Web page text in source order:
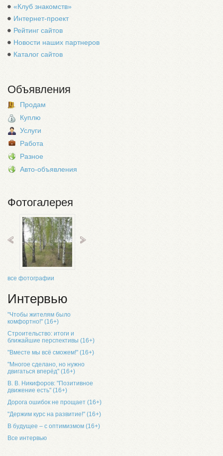
«Клуб знакомств»
Интернет-проект
Рейтинг сайтов
Новости наших партнеров
Каталог сайтов
Объявления
Продам
Куплю
Услуги
Работа
Разное
Авто-объявления
Фотогалерея
все фотографии
Интервью
"Чтобы жителям было
комфортно!" (16+)
Строительство: итоги и
ближайшие перспективы (16+)
"Вместе мы всё сможем!" (16+)
"Многое сделано, но нужно
двигаться вперёд" (16+)
В. В. Никифоров: "Позитивное
движение есть" (16+)
Дорога ошибок не прощает (16+)
"Держим курс на развитие!" (16+)
В будущее – с оптимизмом (16+)
Все интервью